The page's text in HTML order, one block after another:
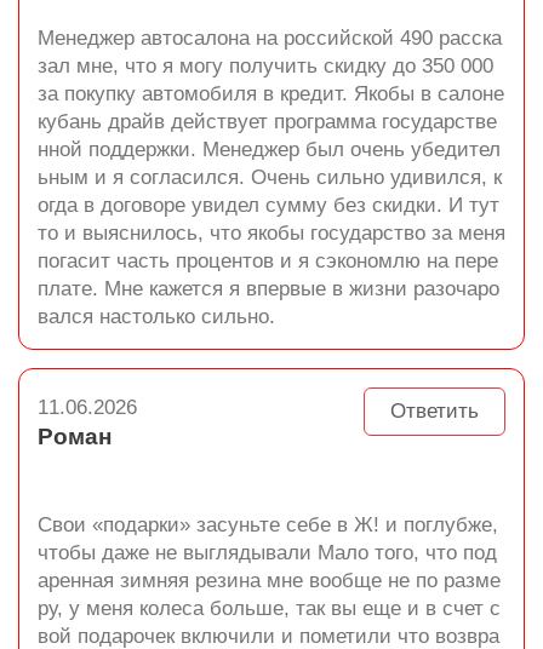
Менеджер автосалона на российской 490 расска
зал мне, что я могу получить скидку до 350 000
за покупку автомобиля в кредит. Якобы в салоне
кубань драйв действует программа государстве
нной поддержки. Менеджер был очень убедител
ьным и я согласился. Очень сильно удивился, к
огда в договоре увидел сумму без скидки. И тут
то и выяснилось, что якобы государство за меня
погасит часть процентов и я сэкономлю на пере
плате. Мне кажется я впервые в жизни разочаро
вался настолько сильно.
Ответить
11.06.2026
Роман
Свои «подарки» засуньте себе в Ж! и поглубже,
чтобы даже не выглядывали Мало того, что под
аренная зимняя резина мне вообще не по разме
ру, у меня колеса больше, так вы еще и в счет с
вой подарочек включили и пометили что возвра